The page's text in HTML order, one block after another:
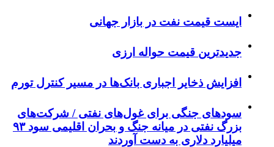
ایست قیمت نفت در بازار جهانی
جدیدترین قیمت حواله ارزی
افزایش ذخایر اجباری بانک‌ها در مسیر کنترل تورم
سودهای جنگی برای غول‌های نفتی / شرکت‌های
بزرگ نفتی در میانه جنگ و بحران اقلیمی سود ۹۳
میلیارد دلاری به دست آوردند